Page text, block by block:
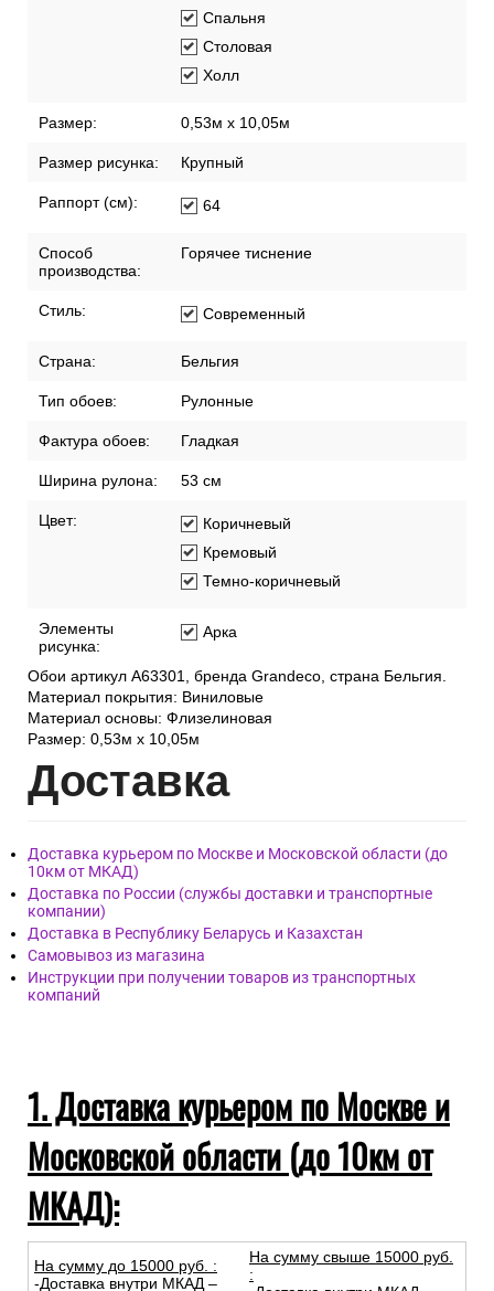
Спальня
Столовая
Холл
Размер: 0,53м x 10,05м
Размер рисунка: Крупный
Раппорт (см): 64
Способ
производства:
Горячее тиснение
Стиль: Современный
Страна: Бельгия
Тип обоев: Рулонные
Фактура обоев: Гладкая
Ширина рулона: 53 см
Цвет:
Коричневый
Кремовый
Темно-коричневый
Элементы
рисунка:
Арка
Обои артикул A63301, бренда Grandeco, страна Бельгия.
Материал покрытия: Виниловые
Материал основы: Флизелиновая
Размер: 0,53м x 10,05м
Доставка
Доставка курьером по Москве и Московской области (до
10км от МКАД)
Доставка по России (службы доставки и транспортные
компании)
Доставка в Республику Беларусь и Казахстан
Самовывоз из магазина
Инструкции при получении товаров из транспортных
компаний
1. Доставка курьером по Москве и
Московской области (до 10км от
МКАД):
На сумму до 15000 руб. :
-Доставка внутри МКАД –
На сумму свыше 15000 руб.
: